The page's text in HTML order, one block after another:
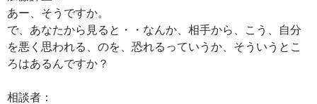
あー、そうですか。
で、あなたから見ると・・なんか、相手から、こう、自分
を悪く思われる、のを、恐れるっていうか、そういうとこ
ろはあるんですか？
相談者：